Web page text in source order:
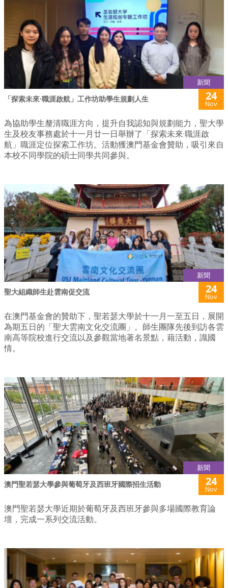
新聞
「探索未來·職涯啟航」工作坊助學生規劃人生 24
Nov
為協助學生釐清職涯方向，提升自我認知與規劃能力，聖大學
生及校友事務處於十一月廿一日舉辦了「探索未來·職涯啟
航」職涯定位探索工作坊。活動獲澳門基金會贊助，吸引來自
本校不同學院的碩士同學共同參與。
新聞
聖大組織師生赴雲南促交流 24
Nov
在澳門基金會的贊助下，聖若瑟大學於十一月一至五日，展開
為期五日的「聖大雲南文化交流團」。師生團隊先後到訪各雲
南高等院校進行交流以及參觀當地著名景點，藉活動，識國
情。
新聞
澳門聖若瑟大學參與葡萄牙及西班牙國際招生活動 24
Nov
澳門聖若瑟大學近期於葡萄牙及西班牙參與多場國際教育論
壇，完成一系列交流活動。